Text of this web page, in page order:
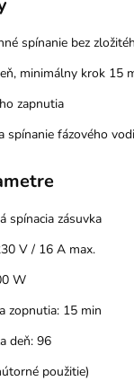
spínanie bez
minimálny krok 15
zapnutia
spínanie fázového
spínacia zásuvka
V / 16 A max.
W
zopnutia: 15 min
deň: 96
použitie)